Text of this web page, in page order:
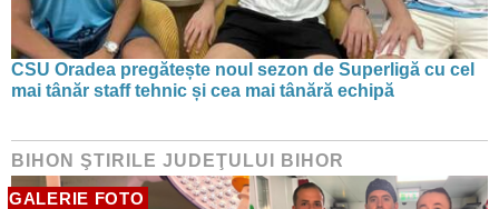
CSU Oradea pregătește noul sezon de Superligă cu cel
mai tânăr staff tehnic și cea mai tânără echipă
BIHON ŞTIRILE JUDEŢULUI BIHOR
GALERIE FOTO